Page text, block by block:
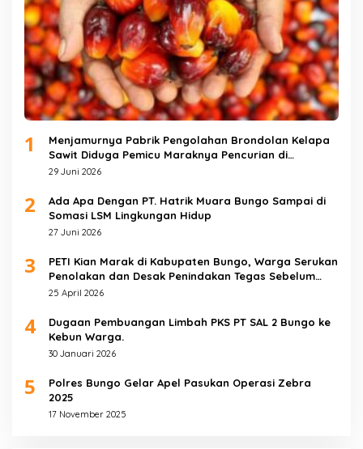
1
Menjamurnya Pabrik Pengolahan Brondolan Kelapa
Sawit Diduga Pemicu Maraknya Pencurian di
Perkebunan Perusahaan Maupun Perorangan
29 Juni 2026
2
Ada Apa Dengan PT. Hatrik Muara Bungo Sampai di
Somasi LSM Lingkungan Hidup
27 Juni 2026
3
PETI Kian Marak di Kabupaten Bungo, Warga Serukan
Penolakan dan Desak Penindakan Tegas Sebelum
Bencana Menelan Korban Tak berdosa.
25 April 2026
4
Dugaan Pembuangan Limbah PKS PT SAL 2 Bungo ke
Kebun Warga.
30 Januari 2026
5
Polres Bungo Gelar Apel Pasukan Operasi Zebra
2025
17 November 2025